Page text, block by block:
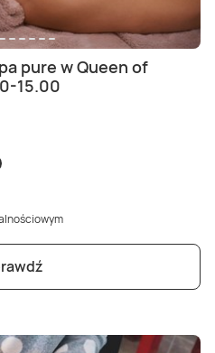
pure w Queen of
15.00